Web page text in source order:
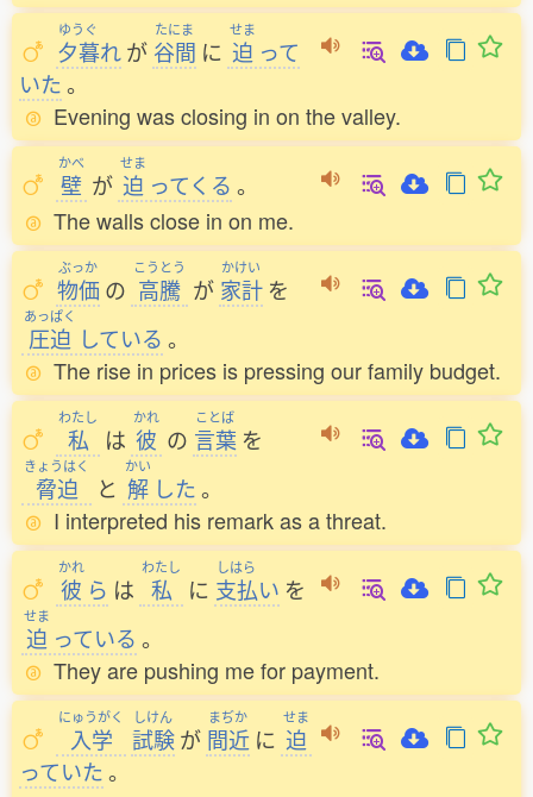
ゆうぐ
夕暮れが
たにま
谷間 に
せま
迫 って
いた。
Evening was closing in on the valley.
かべ
壁 が
せま
迫 ってくる 。
The walls close in on me.
ぶっか
物価 の
こうとう
高騰 が
かけい
家計 を
あっぱく
圧迫 している 。
The rise in prices is pressing our family budget.
わたし
私 は
かれ
彼 の
ことば
言葉 を
きょうはく
脅迫 と
かい
解 した。
I interpreted his remark as a threat.
かれ
彼 ら は
わたし
私 に
しはら
支払い を
せま
迫 っている 。
They are pushing me for payment.
にゅうがく
入学
しけん
試験 が
まぢか
間近 に
せま
迫
っていた。